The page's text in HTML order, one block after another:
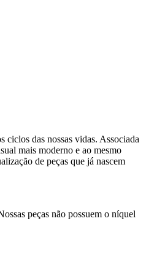
ciclos das nossas vidas. Associada
mais moderno e ao mesmo
de peças que já nascem
peças não possuem o níquel